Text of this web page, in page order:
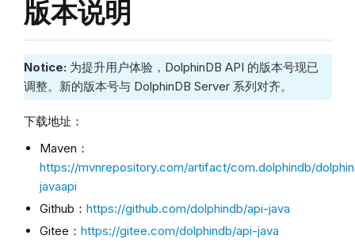
版本说明
Notice: 为提升用户体验，DolphinDB API 的版本号现已
调整。新的版本号与 DolphinDB Server 系列对齐。
下载地址：
Maven：
https://mvnrepository.com/artifact/com.dolphindb/
javaapi
Github： https://github.com/dolphindb/api-java
Gitee： https://gitee.com/dolphindb/api-java